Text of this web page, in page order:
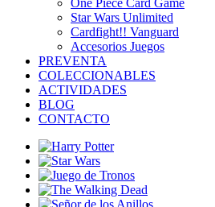
Star Wars Unlimited
Cardfight!! Vanguard
Accesorios Juegos
PREVENTA
COLECCIONABLES
ACTIVIDADES
BLOG
CONTACTO